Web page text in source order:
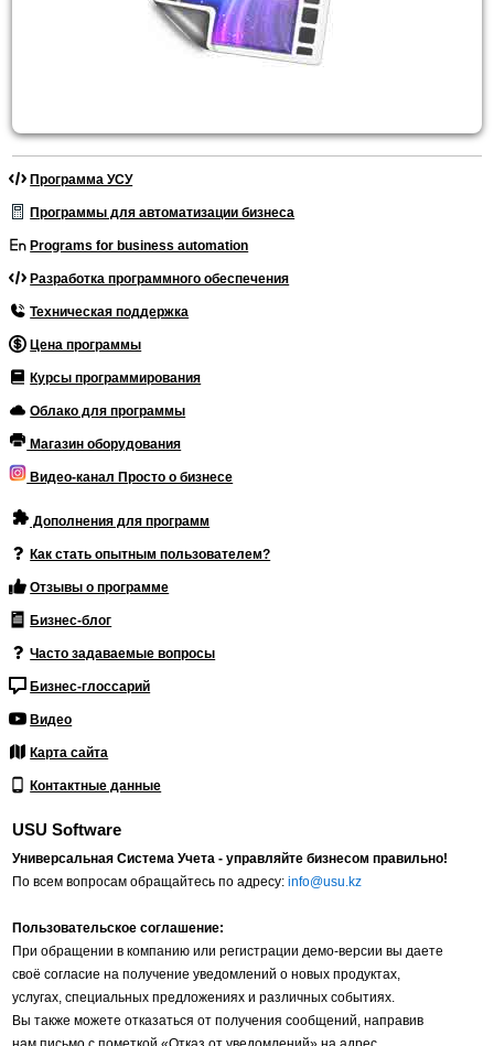
Программа УСУ
Программы для автоматизации бизнеса
Programs for business automation
Разработка программного обеспечения
Техническая поддержка
Цена программы
Курсы программирования
Облако для программы
Магазин оборудования
Видео-канал Просто о бизнесе
Дополнения для программ
Как стать опытным пользователем?
Отзывы о программе
Бизнес-блог
Часто задаваемые вопросы
Бизнес-глоссарий
Видео
Карта сайта
Контактные данные
USU Software
Универсальная Система Учета - управляйте бизнесом правильно!
По всем вопросам обращайтесь по адресу:info@usu.kz
Пользовательское соглашение:
При обращении в компанию или регистрации демо-версии вы даете
своё согласие на получение уведомлений о новых продуктах,
услугах, специальных предложениях и различных событиях.
Вы также можете отказаться от получения сообщений, направив